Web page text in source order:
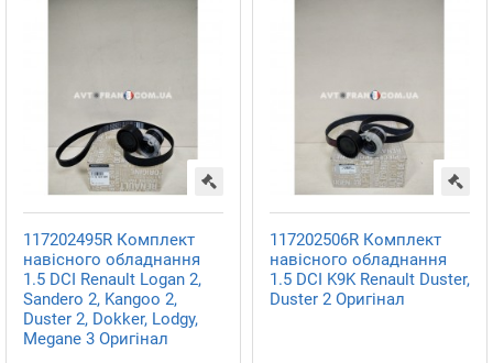
117202495R Комплект
навісного обладнання
1.5 DCI Renault Logan 2,
Sandero 2, Kangoo 2,
Duster 2, Dokker, Lodgy,
Megane 3 Оригінал
117202506R Комплект
навісного обладнання
1.5 DCI K9K Renault Duster,
Duster 2 Оригінал